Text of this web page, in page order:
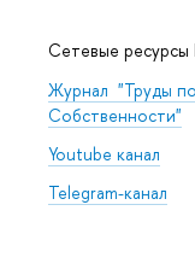
Сетевые
Журнал "Труды
Собственности"
Youtube канал
Telegram-канал